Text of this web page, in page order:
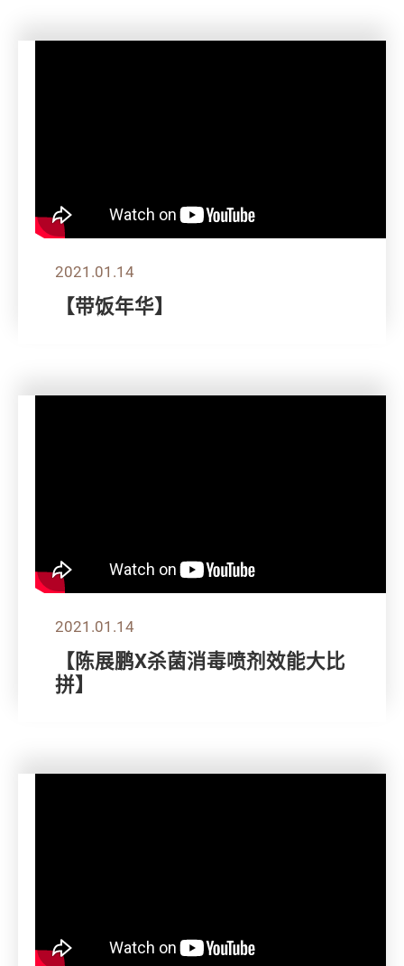
2021.01.14
【带饭年华】
2021.01.14
【陈展鹏X杀菌消毒喷剂效能大比
拼】